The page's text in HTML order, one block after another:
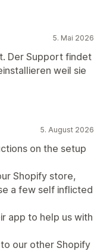
5. Mai 2026
Der Support findet
weil sie
5. August 2026
on the setup
Shopify store,
a few self inflicted
app to help us with
our other Shopify